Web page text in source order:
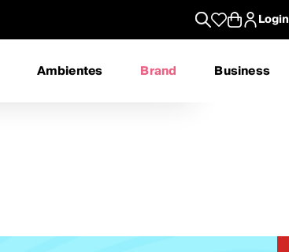
Login
Ambientes Brand Business